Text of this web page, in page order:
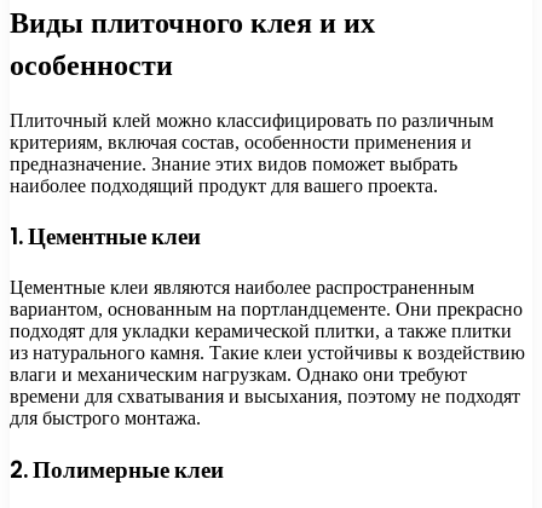
Виды плиточного клея и их
особенности
Плиточный клей можно классифицировать по различным
критериям, включая состав, особенности применения и
предназначение. Знание этих видов поможет выбрать
наиболее подходящий продукт для вашего проекта.
1. Цементные клеи
Цементные клеи являются наиболее распространенным
вариантом, основанным на портландцементе. Они прекрасно
подходят для укладки керамической плитки, а также плитки
из натурального камня. Такие клеи устойчивы к воздействию
влаги и механическим нагрузкам. Однако они требуют
времени для схватывания и высыхания, поэтому не подходят
для быстрого монтажа.
2. Полимерные клеи